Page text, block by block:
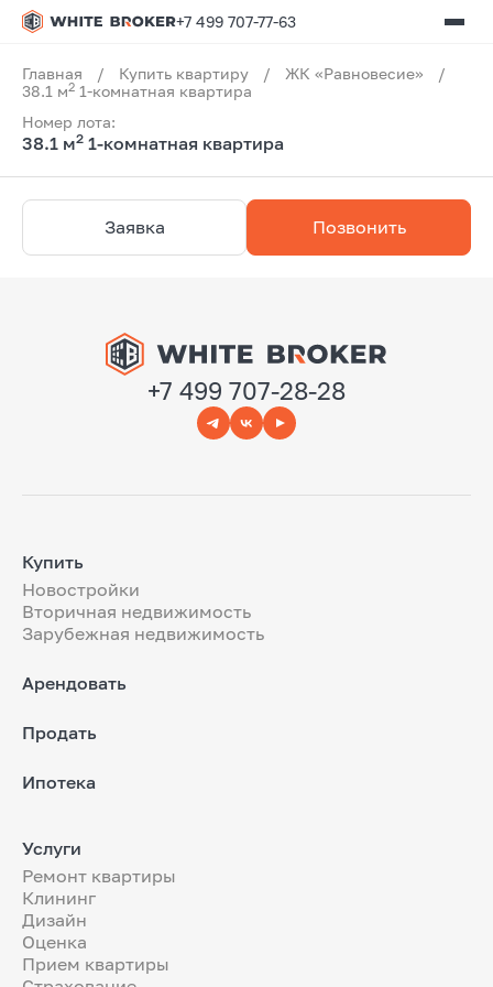
+7 499 707-77-63
Главная / Купить квартиру / ЖК «Равновесие»
/
38.1 м2 1-комнатная квартира
Номер лота:
38.1 м2 1-комнатная квартира
Заявка Позвонить
+7 499 707-28-28
Купить
Новостройки
Вторичная недвижимость
Зарубежная недвижимость
Арендовать
Продать
Ипотека
Услуги
Ремонт квартиры
Клининг
Дизайн
Оценка
Прием квартиры